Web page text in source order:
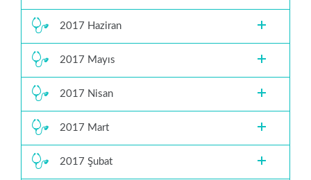
2017 Haziran
2017 Mayıs
2017 Nisan
2017 Mart
2017 Şubat